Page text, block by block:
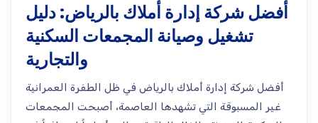
أفضل شركة إدارة أملاك بالرياض: دليل
تشغيل وصيانة المجمعات السكنية
والتجارية
أفضل شركة إدارة أملاك بالرياض في ظل الطفرة العمرانية
غير المسبوقة التي تشهدها العاصمة، أصبحت المجمعات